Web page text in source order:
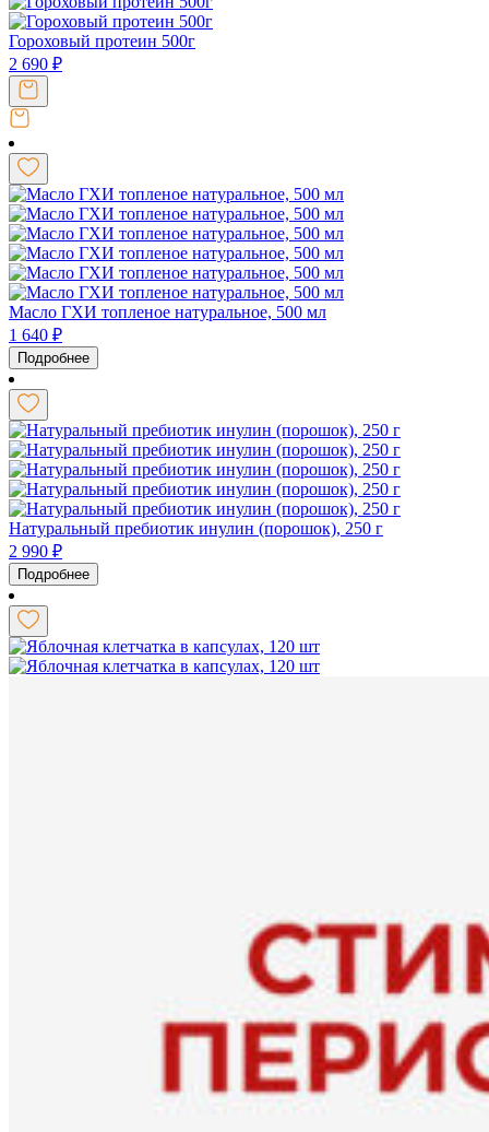
Гороховый протеин 500г
2 690 ₽
Масло ГХИ топленое натуральное, 500 мл
1 640 ₽
Подробнее
Натуральный пребиотик инулин (порошок), 250 г
2 990 ₽
Подробнее